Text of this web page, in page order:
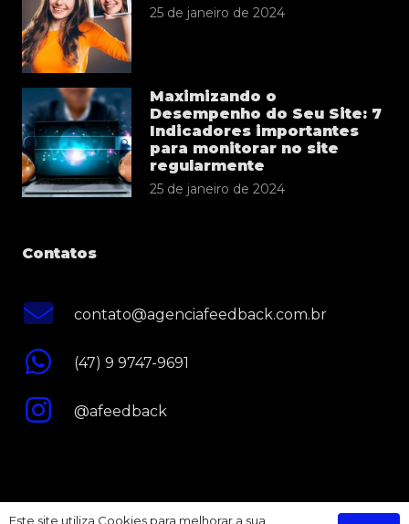
25 de janeiro de 2024
Maximizando o
Desempenho do Seu Site: 7
Indicadores importantes
para monitorar no site
regularmente
25 de janeiro de 2024
Contatos
contato@agenciafeedback.com.br
(47) 9 9747-9691
@afeedback
Este site utiliza Cookies para melhorar a sua